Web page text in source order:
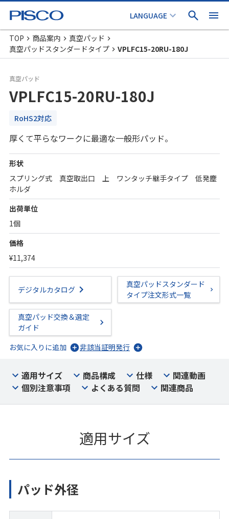
TOP 商品案内
真空パッド
真空パッドスタンダードタイプ
VPLFC15-20RU-180J
真空パッド
VPLFC15-20RU-180J
RoHS2対応
厚くて平らなワークに最適な一般形パッド。
形状
スプリング式 真空取出口 上 ワンタッチ継手タイプ 低発塵
ホルダ
出荷単位
1個
価格
¥11,374
デジタルカタログ
真空パッドスタンダード
タイプ注文形式一覧
真空パッド交換＆選定
ガイド
お気に入りに追加
非該当証明発行
適用サイズ 商品構成 仕様
関連動画
個別注意事項
よくある質問 関連商品
適用サイズ
パッド外径